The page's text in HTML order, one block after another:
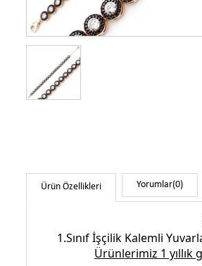
Ürün Özellikleri Yorumlar(0)
1.Sınıf İşçilikKalemli
Ürünlerimiz 1 yıllık